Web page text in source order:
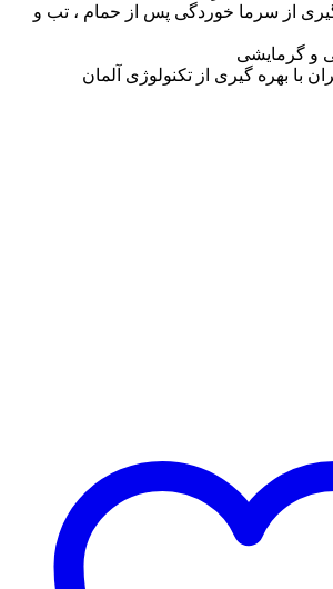
از سرما خوردگی پس از حمام ، تب و
و گرمایشی
با بهره گیری از تکنولوژی آلمان